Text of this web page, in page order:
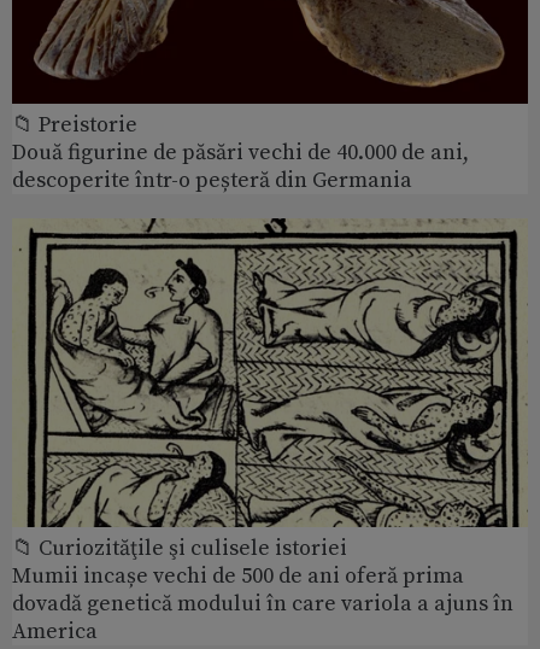
📁 Preistorie
Două figurine de păsări vechi de 40.000 de ani,
descoperite într-o peșteră din Germania
📁 Curiozităţile şi culisele istoriei
Mumii incașe vechi de 500 de ani oferă prima
dovadă genetică modului în care variola a ajuns în
America